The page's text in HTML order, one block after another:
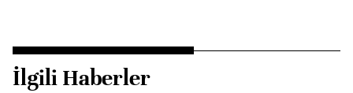
İlgili Haberler